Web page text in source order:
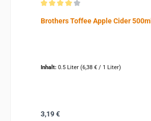
Brothers Toffee Apple Cider 500ml
Inhalt: 0.5 Liter (6,38 € / 1 Liter)
Regulärer Preis:
3,19 €